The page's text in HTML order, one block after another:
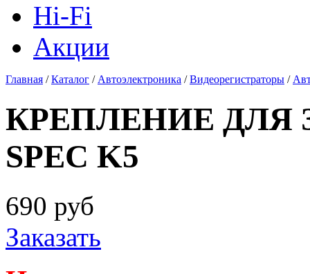
Hi-Fi
Акции
Главная /Каталог / Автоэлектроника /Видеорегистраторы /
КРЕПЛЕНИЕ ДЛЯ
SPEC K5
690 руб
Заказать